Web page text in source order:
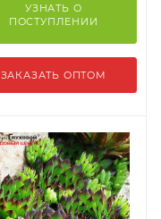
УЗНАТЬ О
ПОСТУПЛЕНИИ
ЗАКАЗАТЬ ОПТОМ